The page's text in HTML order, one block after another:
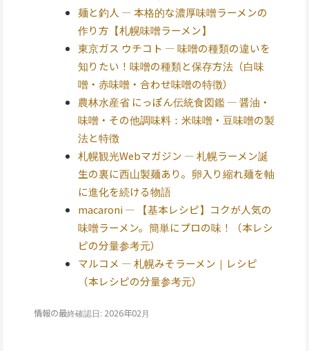
麺と釣人 — 本格的な濃厚味噌ラーメンの
作り方【札幌味噌ラーメン】
東京ガス ウチコト — 味噌の種類の違いを
知りたい！味噌の種類と保存方法（白味
噌・赤味噌・合わせ味噌の特徴）
農林水産省 にっぽん伝統食図鑑 — 醤油・
味噌・その他調味料：米味噌・豆味噌の製
法と特徴
札幌観光Webマガジン — 札幌ラーメン誕
生の裏に西山製麺あり。卵入り縮れ麺を軸
に進化を続ける物語
macaroni — 【基本レシピ】コクが人気の
味噌ラーメン。簡単にプロの味！（本レシ
ピの分量参考元）
マルコメ — 札幌みそラーメン｜レシピ
（本レシピの分量参考元）
情報の最終確認日: 2026年02月